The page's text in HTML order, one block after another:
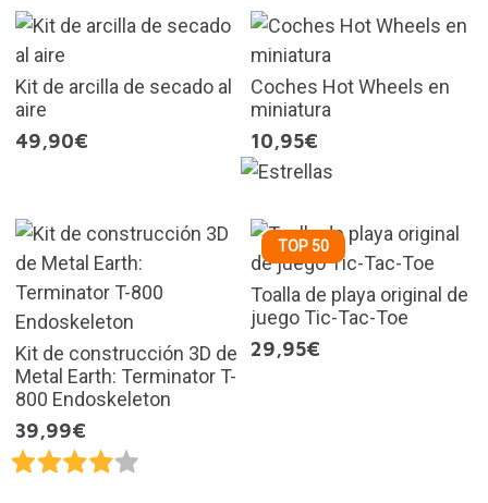
Kit de arcilla de secado al
aire
49,90€
Coches Hot Wheels en
miniatura
10,95€
Kit de construcción 3D de
Metal Earth: Terminator T-
800 Endoskeleton
39,99€
TOP 50
Toalla de playa original de
juego Tic-Tac-Toe
29,95€